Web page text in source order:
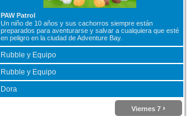
PAW Patrol
Un niño de 10 años y sus cachorros siempre están
preparados para aventurarse y salvar a cualquiera que esté
en peligro en la ciudad de Adventure Bay.
Rubble y Equipo
Rubble y Equipo
Dora
Viernes 7 ›